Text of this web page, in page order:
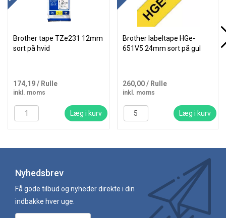
Brother tape TZe231 12mm
sort på hvid
174,19/ Rulle
inkl. moms
Læg i kurv
Brother labeltape HGe-
651V5 24mm sort på gul
260,00/ Rulle
inkl. moms
Læg i kurv
Nyhedsbrev
Få gode tilbud og nyheder direkte i din
indbakke hver uge.